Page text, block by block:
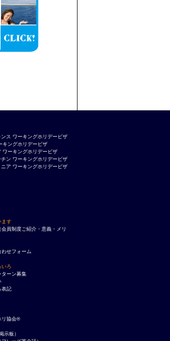
ス ワーキングホリデービザ
キングホリデービザ
ワーキングホリデービザ
ン ワーキングホリデービザ
ニア ワーキングホリデービザ
ます
会員制度ご紹介・意義・メリ
わせフォーム
いろ
ターン募集
表記
リ協会®︎
示板）